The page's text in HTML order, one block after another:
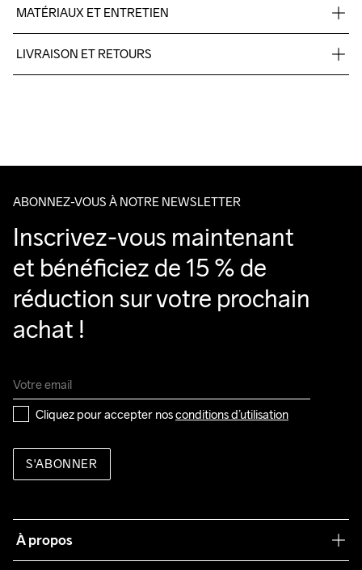
MATÉRIAUX ET ENTRETIEN
LIVRAISON ET RETOURS
ABONNEZ-VOUS À NOTRE NEWSLETTER
Inscrivez-vous maintenant
et bénéficiez de 15 % de
réduction sur votre prochain
achat !
Cliquez pour accepter nos conditions d’utilisation
S'ABONNER
À propos